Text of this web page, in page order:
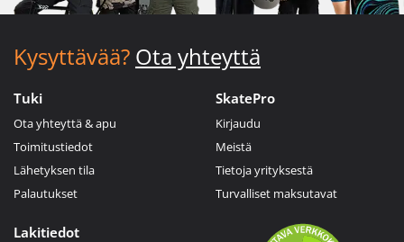
Kysyttävää? Ota yhteyttä
Tuki
Ota yhteyttä & apu
Toimitustiedot
Lähetyksen tila
Palautukset
SkatePro
Kirjaudu
Meistä
Tietoja yrityksestä
Turvalliset maksutavat
Lakitiedot